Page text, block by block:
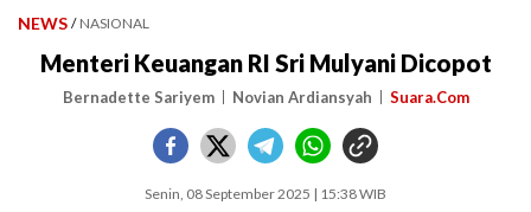
NEWS / NASIONAL
Menteri Keuangan RI Sri Mulyani Dicopot
Bernadette Sariyem Novian Ardiansyah Suara.Com
Senin, 08 September 2025 | 15:38 WIB